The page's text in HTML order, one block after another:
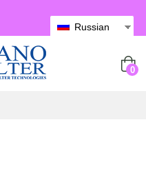
Russian
0